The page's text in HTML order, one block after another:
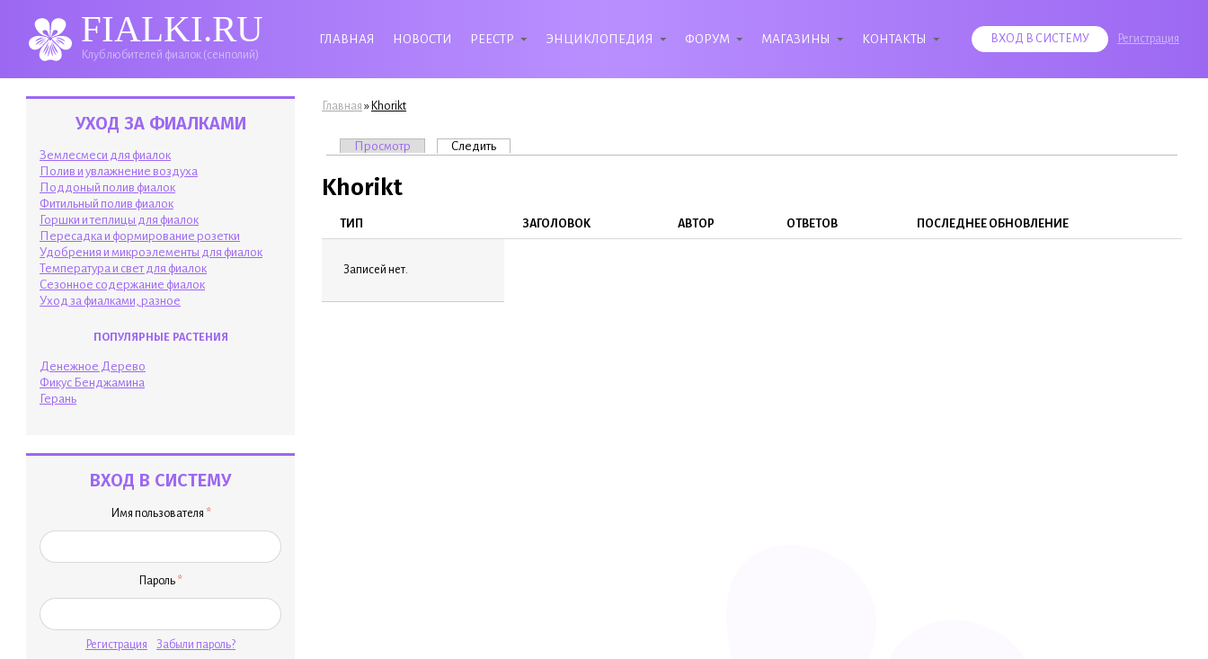
FIALKI.RU
Клуб любителей фиалок (сенполий)
ГЛАВНАЯ НОВОСТИ РЕЕСТР ЭНЦИКЛОПЕДИЯ ФОРУМ МАГАЗИНЫ КОНТАКТЫ ВХОД В СИСТЕМУ Регистрация
УХОД ЗА ФИАЛКАМИ
Землесмеси для фиалок
Полив и увлажнение воздуха
Поддоный полив фиалок
Фитильный полив фиалок
Горшки и теплицы для фиалок
Пересадка и формирование розетки
Удобрения и микроэлементы для фиалок
Температура и свет для фиалок
Сезонное содержание фиалок
Уход за фиалками, разное
ПОПУЛЯРНЫЕ РАСТЕНИЯ
Денежное Дерево
Фикус Бенджамина
Герань
ВХОД В СИСТЕМУ
Имя пользователя *
Пароль *
Регистрация Забыли пароль?
Вы здесь
Главная » Khorikt
Главные вкладки
Просмотр Следить(активная вкладка)
Khorikt
ТИП ЗАГОЛОВОК АВТОР ОТВЕТОВ ПОСЛЕДНЕЕ ОБНОВЛЕНИЕ
Записей нет.